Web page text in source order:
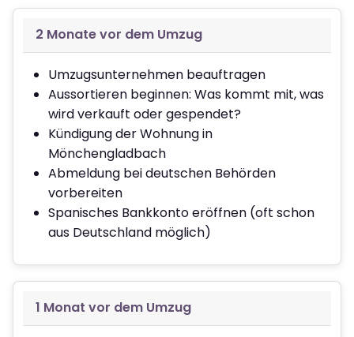
2 Monate vor dem Umzug
Umzugsunternehmen beauftragen
Aussortieren beginnen: Was kommt mit, was
wird verkauft oder gespendet?
Kündigung der Wohnung in
Mönchengladbach
Abmeldung bei deutschen Behörden
vorbereiten
Spanisches Bankkonto eröffnen (oft schon
aus Deutschland möglich)
1 Monat vor dem Umzug